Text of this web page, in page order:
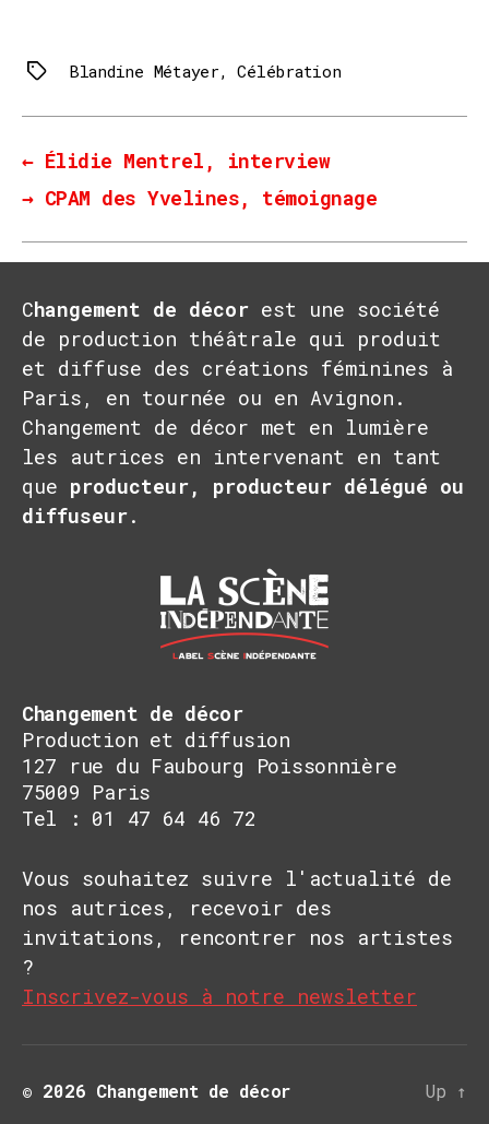
Tags Blandine Métayer,Célébration
← Élidie Mentrel, interview
→ CPAM des Yvelines, témoignage
Changement de décor est une société
de production théâtrale qui produit
et diffuse des créations féminines à
Paris, en tournée ou en Avignon.
Changement de décor met en lumière
les autrices en intervenant en tant
que producteur, producteur délégué ou
diffuseur.
Changement de décor
Production et diffusion
127 rue du Faubourg Poissonnière
75009 Paris
Tel : 01 47 64 46 72
Vous souhaitez suivre l'actualité de
nos autrices, recevoir des
invitations, rencontrer nos artistes
?
Inscrivez-vous à notre newsletter
© 2026 Changement de décor Up ↑